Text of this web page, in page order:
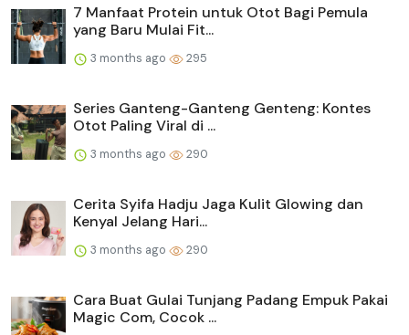
7 Manfaat Protein untuk Otot Bagi Pemula
yang Baru Mulai Fit...
3 months ago 295
Series Ganteng-Ganteng Genteng: Kontes
Otot Paling Viral di ...
3 months ago 290
Cerita Syifa Hadju Jaga Kulit Glowing dan
Kenyal Jelang Hari...
3 months ago 290
Cara Buat Gulai Tunjang Padang Empuk Pakai
Magic Com, Cocok ...